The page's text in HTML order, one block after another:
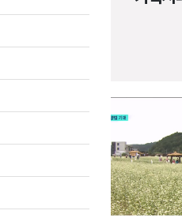
도내 첫 폭염중대경보 발효.."온열질환 유의
성군수직 인수위, 민선 9기 비전 담은 백서
공노, 업무추진비 논란 재정국장 직위해제
교통도시 강릉..콜 버스 실증
원주시, 하반기 중소기업육성자금 지원 접수
양군, 피서지 계곡․하천 불법행위 집중 단